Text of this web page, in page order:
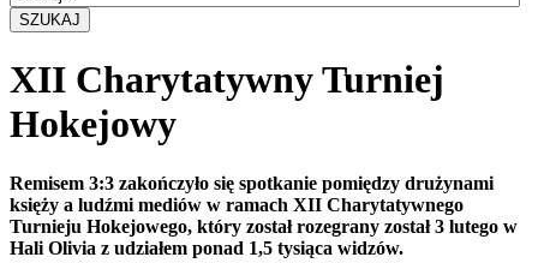
SZUKAJ
XII Charytatywny Turniej
Hokejowy
Remisem 3:3 zakończyło się spotkanie pomiędzy drużynami
księży a ludźmi mediów w ramach XII Charytatywnego
Turnieju Hokejowego, który został rozegrany został 3 lutego w
Hali Olivia z udziałem ponad 1,5 tysiąca widzów.